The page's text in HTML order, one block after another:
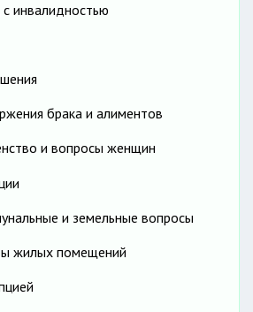
инвалидностью
брака и алиментов
и вопросы женщин
и земельные вопросы
жилых помещений